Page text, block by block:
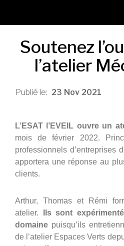
Soutenez
l’atelier
Nov
23 2021
L’ESAT l’EVEIL ouvre un
mois de février 2022.
professionnels d’entreprises
apportera une réponse au
clients.
Arthur, Thomas et Rémi
atelier.
Ils sont
domaine puisqu’ils
de l’atelier Espaces Verts